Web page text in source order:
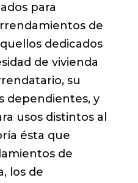
para
de
dedicados
de vivienda
su
dependientes, y
usos distintos al
ésta que
de
los de